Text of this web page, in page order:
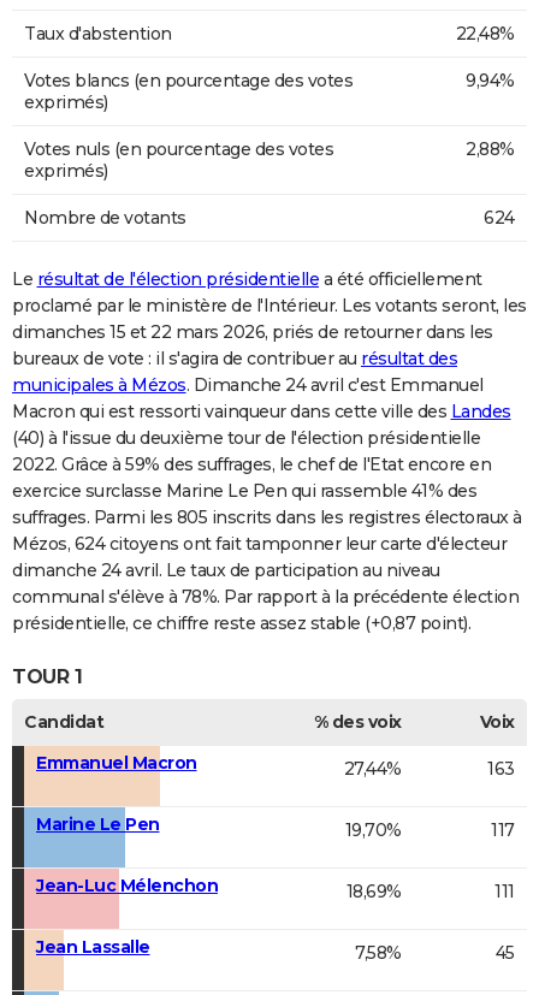
Taux d'abstention 22,48%
Votes blancs (en pourcentage des votes
exprimés)
9,94%
Votes nuls (en pourcentage des votes
exprimés)
2,88%
Nombre de votants 624
Le résultat de l'élection présidentielle a été officiellement
proclamé par le ministère de l'Intérieur. Les votants seront, les
dimanches 15 et 22 mars 2026, priés de retourner dans les
bureaux de vote : il s'agira de contribuer au résultat des
municipales à Mézos. Dimanche 24 avril c'est Emmanuel
Macron qui est ressorti vainqueur dans cette ville des Landes
(40) à l'issue du deuxième tour de l'élection présidentielle
2022. Grâce à 59% des suffrages, le chef de l'Etat encore en
exercice surclasse Marine Le Pen qui rassemble 41% des
suffrages. Parmi les 805 inscrits dans les registres électoraux à
Mézos, 624 citoyens ont fait tamponner leur carte d'électeur
dimanche 24 avril. Le taux de participation au niveau
communal s'élève à 78%. Par rapport à la précédente élection
présidentielle, ce chiffre reste assez stable (+0,87 point).
TOUR 1
Candidat % des voix
Voix
Emmanuel Macron
27,44% 163
Marine Le Pen 19,70% 117
Jean-Luc Mélenchon 18,69% 111
Jean Lassalle 7,58% 45